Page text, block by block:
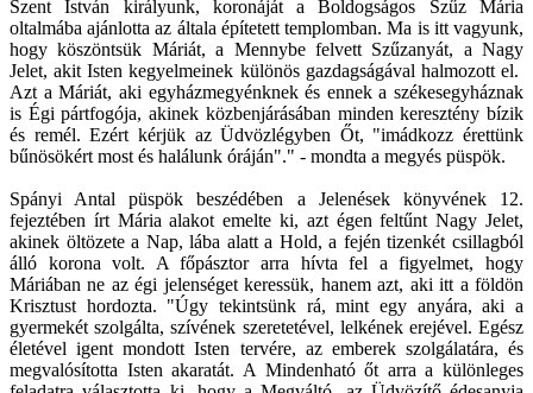
Szent István királyunk, koronáját a Boldogságos Szűz Mária
oltalmába ajánlotta az általa építetett templomban. Ma is itt vagyunk,
hogy köszöntsük Máriát, a Mennybe felvett Szűzanyát, a Nagy
Jelet, akit Isten kegyelmeinek különös gazdagságával halmozott el.
Azt a Máriát, aki egyházmegyénknek és ennek a székesegyháznak
is Égi pártfogója, akinek közbenjárásában minden keresztény bízik
és remél. Ezért kérjük az Üdvözlégyben Őt, "imádkozz érettünk
bűnösökért most és halálunk óráján"." - mondta a megyés püspök.
Spányi Antal püspök beszédében a Jelenések könyvének 12.
fejeztében írt Mária alakot emelte ki, azt égen feltűnt Nagy Jelet,
akinek öltözete a Nap, lába alatt a Hold, a fején tizenkét csillagból
álló korona volt. A főpásztor arra hívta fel a figyelmet, hogy
Máriában ne az égi jelenséget keressük, hanem azt, aki itt a földön
Krisztust hordozta. "Úgy tekintsünk rá, mint egy anyára, aki a
gyermekét szolgálta, szívének szeretetével, lelkének erejével. Egész
életével igent mondott Isten tervére, az emberek szolgálatára, és
megvalósította Isten akaratát. A Mindenható őt arra a különleges